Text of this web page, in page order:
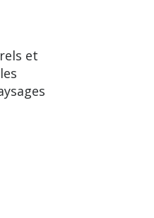
et